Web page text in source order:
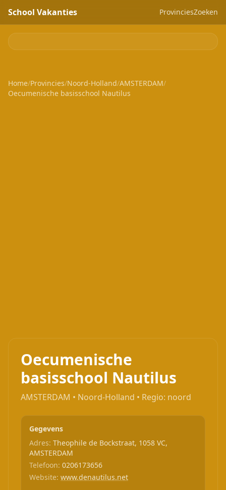
School Vakanties ProvinciesZoeken
Home/Provincies/Noord-Holland/AMSTERDAM/
Oecumenische basisschool Nautilus
Oecumenische
basisschool Nautilus
AMSTERDAM • Noord-Holland • Regio: noord
Gegevens
Adres: Theophile de Bockstraat, 1058 VC,
AMSTERDAM
Telefoon: 0206173656
Website: www.denautilus.net